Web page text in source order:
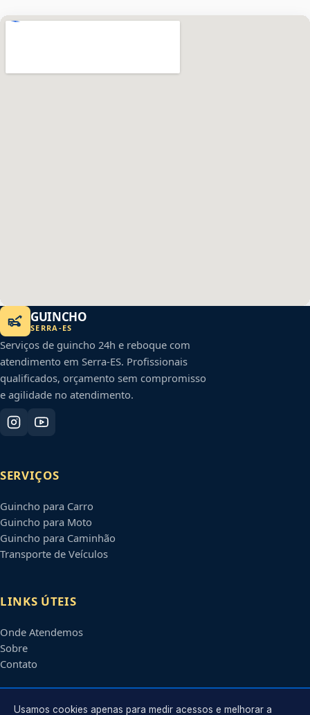
GUINCHO
SERRA -ES
Serviços de guincho 24h e reboque com
atendimento em Serra-ES. Profissionais
qualificados, orçamento sem compromisso
e agilidade no atendimento.
SERVIÇOS
Guincho para Carro
Guincho para Moto
Guincho para Caminhão
Transporte de Veículos
LINKS ÚTEIS
Onde Atendemos
Sobre
Contato
CONTATO
Usamos cookies apenas para medir acessos e melhorar a